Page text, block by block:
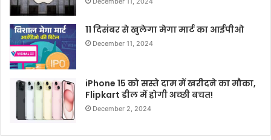
11 दिसंबर से खुलेगा मेगा मार्ट का आईपीओ
December 11, 2024
iPhone 15 को सस्ते दाम में खरीदने का मौका,
Flipkart डील में होगी अच्छी बचत!
December 2, 2024